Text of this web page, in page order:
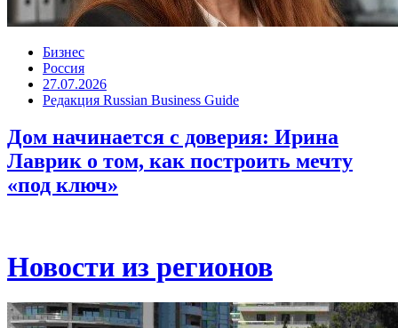
Бизнес
Россия
27.07.2026
Редакция Russian Business Guide
Дом начинается с доверия: Ирина
Лаврик о том, как построить мечту
«под ключ»
Новости из регионов